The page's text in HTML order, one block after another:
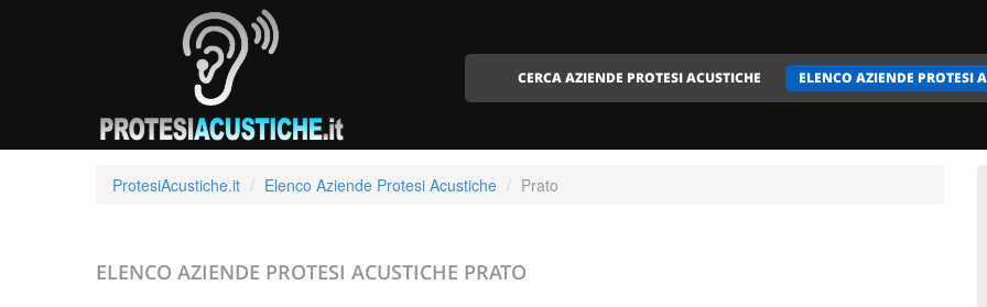
CERCA AZIENDE PROTESI ACUSTICHE ELENCO AZIENDE PROTESI
ProtesiAcustiche.it Elenco Aziende Protesi Acustiche Prato
ELENCO AZIENDE PROTESI ACUSTICHE PRATO